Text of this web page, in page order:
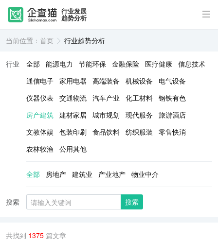
行业发展
趋势分析
当前位置： 首页 行业趋势分析
行业 全部 能源电力 节能环保 金融保险 医疗健康 信息技术
通信电子 家用电器 高端装备 机械设备
电气设备
仪器仪表
交通物流 汽车产业 化工材料 钢铁有色
房产建筑 建材家居 城市规划 现代服务
旅游酒店
文教体娱
包装印刷 食品饮料 纺织服装
零售快消
农林牧渔
公用其他
全部 房地产 建筑业 产业地产 物业中介
搜索 搜索
共找到 1375 篇文章